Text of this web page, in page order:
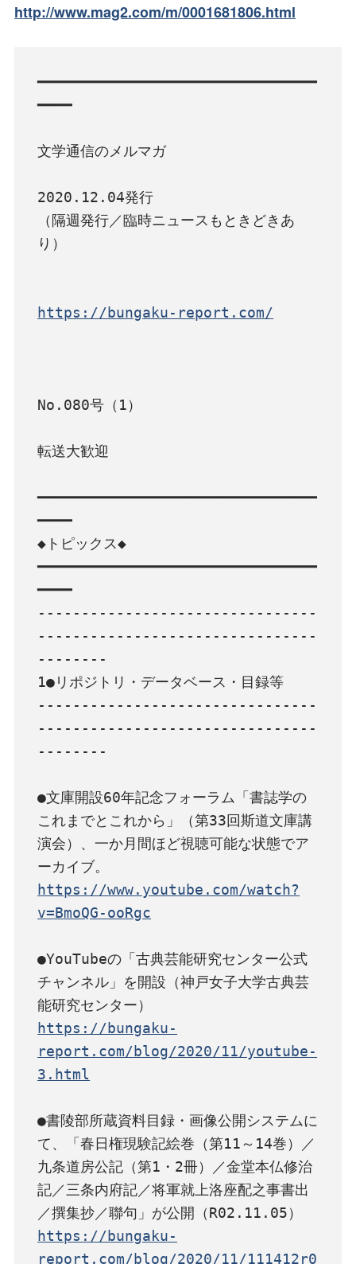
http://www.mag2.com/m/0001681806.html
━━━━━━━━━━━━━━━━━━━━━━━━━━━━━━━━
━━━━
文学通信のメルマガ
2020.12.04発行
（隔週発行／臨時ニュースもときどきあ
り）
https://bungaku-report.com/
No.080号（1）
転送大歓迎
━━━━━━━━━━━━━━━━━━━━━━━━━━━━━━━━
━━━━
◆トピックス◆
━━━━━━━━━━━━━━━━━━━━━━━━━━━━━━━━
━━━━
--------------------------------
--------------------------------
--------
1●リポジトリ・データベース・目録等
--------------------------------
--------------------------------
--------
●文庫開設60年記念フォーラム「書誌学の
これまでとこれから」（第33回斯道文庫講
演会）、一か月間ほど視聴可能な状態でア
https://www.youtube.com/watch?
v=BmoQG-ooRgc
●YouTubeの「古典芸能研究センター公式
チャンネル」を開設（神戸女子大学古典芸
https://bungaku-
report.com/blog/2020/11/youtube-
3.html
●書陵部所蔵資料目録・画像公開システムに
て、「春日権現験記絵巻（第11～14巻）／
九条道房公記（第1・2冊）／金堂本仏修治
記／三条内府記／将軍就上洛座配之事書出
https://bungaku-
report.com/blog/2020/11/111412r0